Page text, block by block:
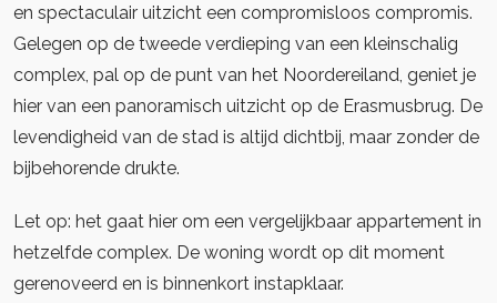
en spectaculair uitzicht een compromisloos compromis.
Gelegen op de tweede verdieping van een kleinschalig
complex, pal op de punt van het Noordereiland, geniet je
hier van een panoramisch uitzicht op de Erasmusbrug. De
levendigheid van de stad is altijd dichtbij, maar zonder de
bijbehorende drukte.
Let op: het gaat hier om een vergelijkbaar appartement in
hetzelfde complex. De woning wordt op dit moment
gerenoveerd en is binnenkort instapklaar.